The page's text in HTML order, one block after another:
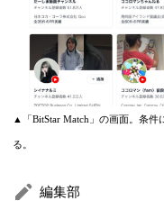
▲「BitStar Match」の画面。条件
る。
編集部